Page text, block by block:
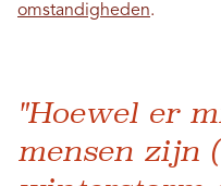
omstandigheden.
"Hoewel er
mensen zijn